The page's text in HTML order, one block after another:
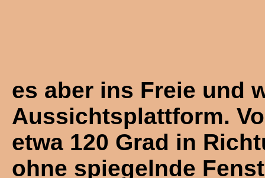
es aber ins Freie und
Aussichtsplattform.
etwa 120 Grad in
ohne spiegelnde